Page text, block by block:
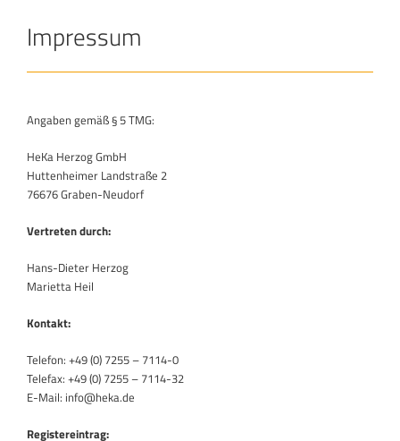
Impressum
Angaben gemäß § 5 TMG:
HeKa Herzog GmbH
Huttenheimer Landstraße 2
76676 Graben-Neudorf
Vertreten durch:
Hans-Dieter Herzog
Marietta Heil
Kontakt:
Telefon: +49 (0) 7255 – 7114-0
Telefax: +49 (0) 7255 – 7114-32
E-Mail: info@heka.de
Registereintrag: